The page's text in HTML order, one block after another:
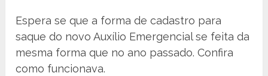
Espera se que a forma de cadastro para
saque do novo Auxílio Emergencial se feita da
mesma forma que no ano passado. Confira
como funcionava.